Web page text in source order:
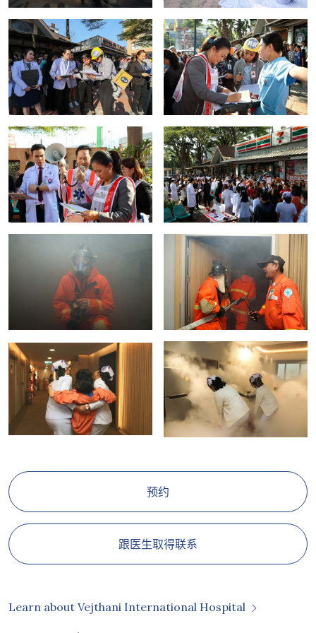
预约
跟医生取得联系
Learn about Vejthani International Hospital